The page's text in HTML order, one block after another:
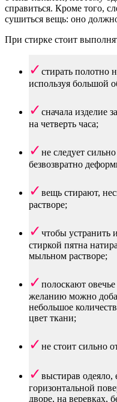
справиться. Кроме того,
сушиться вещь: оно
При стирке стоит
стирать полотно
используя большой
сначала изделие
на четверть часа;
не следует
безвозвратно
вещь стирают,
растворе;
чтобы устранить
стиркой пятна
мыльном растворе;
полоскают
желанию можно
небольшое
цвет ткани;
не стоит сильно
выстирав
горизонтальной
дворе, на веревках,